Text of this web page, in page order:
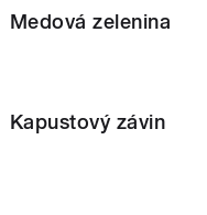
Medová zelenina
Kapustový závin